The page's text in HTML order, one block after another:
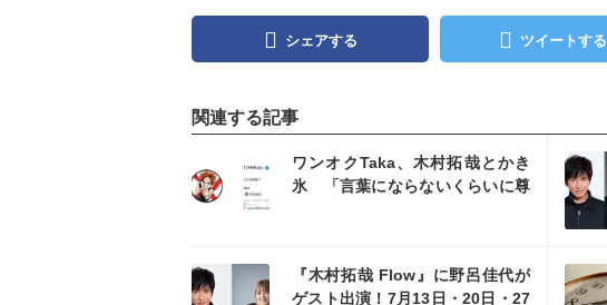
シェアする ツイートする
関連する記事
ワンオクTaka、木村拓哉とかき
氷 「言葉にならないくらいに尊
『木村拓哉 Flow』に野呂佳代が
ゲスト出演！7月13日・20日・27